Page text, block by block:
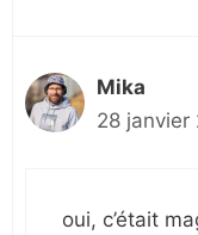
Mika
28 janvier
oui, c’était